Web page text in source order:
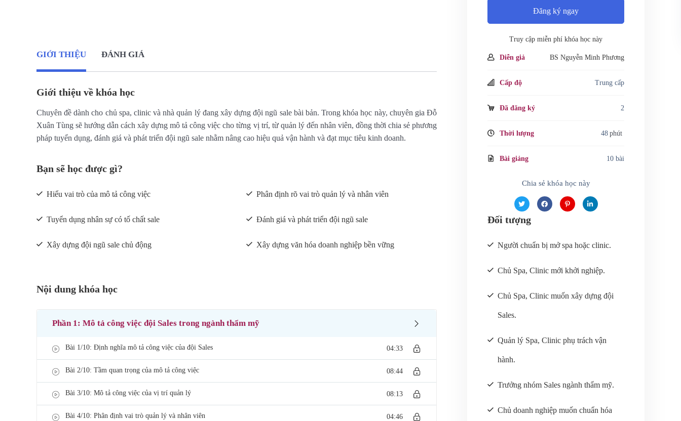
GIỚI THIỆU ĐÁNH GIÁ
Giới thiệu về khóa học
Chuyên đề dành cho chủ spa, clinic và nhà quản lý đang xây dựng đội ngũ sale bài bản. Trong khóa học này, chuyên gia Đỗ
Xuân Tùng sẽ hướng dẫn cách xây dựng mô tả công việc cho từng vị trí, từ quản lý đến nhân viên, đồng thời chia sẻ phương
pháp tuyển dụng, đánh giá và phát triển đội ngũ sale nhằm nâng cao hiệu quả vận hành và đạt mục tiêu kinh doanh.
Bạn sẽ học được gì?
Hiểu vai trò của mô tả công việc Phân định rõ vai trò quản lý và nhân viên
Tuyển dụng nhân sự có tố chất sale Đánh giá và phát triển đội ngũ sale
Xây dựng đội ngũ sale chủ động Xây dựng văn hóa doanh nghiệp bền vững
Nội dung khóa học
Phần 1: Mô tả công việc đội Sales trong ngành thẩm mỹ
Bài 1/10: Định nghĩa mô tả công việc của đội Sales 04:33
Bài 2/10: Tầm quan trọng của mô tả công việc 08:44
Bài 3/10: Mô tả công việc của vị trí quản lý 08:13
Bài 4/10: Phân định vai trò quản lý và nhân viên 04:46
Đăng ký ngay
Truy cập miễn phí khóa học này
Diễn giả BS Nguyễn Minh Phương
Cấp độ Trung cấp
Đã đăng ký 2
Thời lượng 48 phút
Bài giảng 10 bài
Chia sẻ khóa học này
Đối tượng
Người chuẩn bị mở spa hoặc clinic.
Chủ Spa, Clinic mới khởi nghiệp.
Chủ Spa, Clinic muốn xây dựng đội
Sales.
Quản lý Spa, Clinic phụ trách vận
hành.
Trưởng nhóm Sales ngành thẩm mỹ.
Chủ doanh nghiệp muốn chuẩn hóa